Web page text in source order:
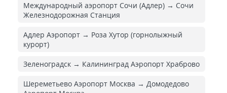
Международный аэропорт Сочи (Адлер) → Сочи
Железнодорожная Cтанция
Адлер Аэропорт → Роза Хутор (горнолыжный
курорт)
Зеленоградск → Калининград Аэропорт Храброво
Шереметьево Аэропорт Москва → Домодедово